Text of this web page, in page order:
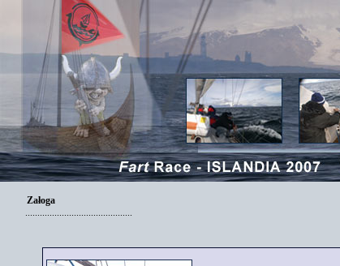
Załoga
............................................